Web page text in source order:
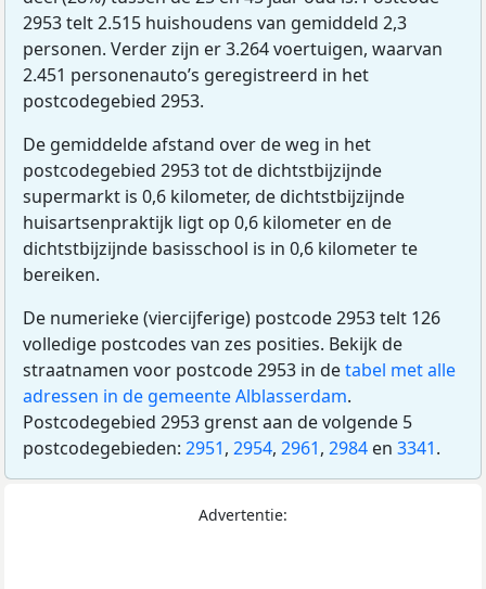
2953 telt 2.515 huishoudens van gemiddeld 2,3
personen. Verder zijn er 3.264 voertuigen, waarvan
2.451 personenauto’s geregistreerd in het
postcodegebied 2953.
De gemiddelde afstand over de weg in het
postcodegebied 2953 tot de dichtstbijzijnde
supermarkt is 0,6 kilometer, de dichtstbijzijnde
huisartsenpraktijk ligt op 0,6 kilometer en de
dichtstbijzijnde basisschool is in 0,6 kilometer te
bereiken.
De numerieke (viercijferige) postcode 2953 telt 126
volledige postcodes van zes posities. Bekijk de
straatnamen voor postcode 2953 in detabel met alle
adressen in de gemeente Alblasserdam.
Postcodegebied 2953 grenst aan de volgende 5
postcodegebieden: 2951, 2954, 2961, 2984 en 3341.
Advertentie: